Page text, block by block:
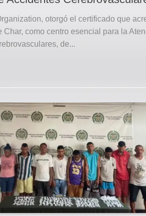
otorgó el certificado que
Char, como centro esencial para la
de...